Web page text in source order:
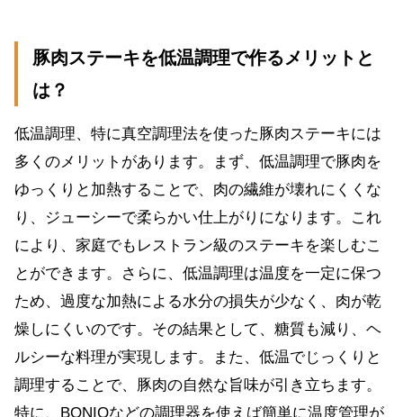
豚肉ステーキを低温調理で作るメリットと
は？
低温調理、特に真空調理法を使った豚肉ステーキには
多くのメリットがあります。まず、低温調理で豚肉を
ゆっくりと加熱することで、肉の繊維が壊れにくくな
り、ジューシーで柔らかい仕上がりになります。これ
により、家庭でもレストラン級のステーキを楽しむこ
とができます。さらに、低温調理は温度を一定に保つ
ため、過度な加熱による水分の損失が少なく、肉が乾
燥しにくいのです。その結果として、糖質も減り、ヘ
ルシーな料理が実現します。また、低温でじっくりと
調理することで、豚肉の自然な旨味が引き立ちます。
特に、BONIQなどの調理器を使えば簡単に温度管理が